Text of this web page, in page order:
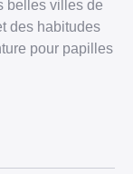
belles villes de
des habitudes
pour papilles